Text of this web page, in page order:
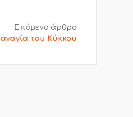
Επόμενο άρθρο
του Κύκκου